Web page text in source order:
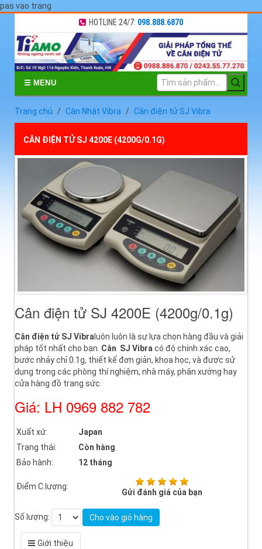
pas vao trang
HOTLINE 24/7: 098.888.6870
☰ MENU
Trang chủ Cân Nhật Vibra Cân điện tử SJ Vibra
CÂN ĐIỆN TỬ SJ 4200E (4200G/0.1G)
Cân điện tử SJ 4200E (4200g/0.1g)
Cân điện tử SJ Vibraluôn luôn là sự lựa chọn hàng đầu và giải
pháp tốt nhất cho bạn. Cân SJ Vibracó độ chính xác cao,
bước nhảy chỉ 0.1g, thiết kế đơn giản, khoa học, và được sử
dụng trong các phòng thí nghiệm, nhà máy, phân xưởng hay
cửa hàng đồ trang sức.
Giá: LH 0969 882 782
Xuất xứ:
Japan
Trạng thái:
Còn hàng
Bảo hành:
12 tháng
Điểm C.lượng:
Gửi đánh giá của bạn
Số lượng: Cho vào giỏ hàng
Giới thiệu